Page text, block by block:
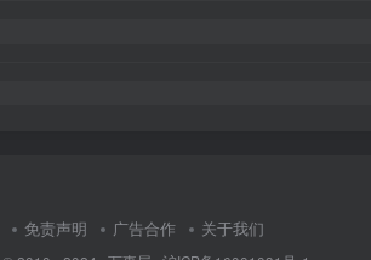
免责声明 广告合作 关于我们